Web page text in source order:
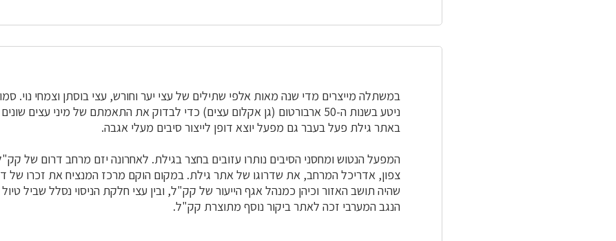
במשתלה מייצרים מדי שנה מאות אלפי שתילים של עצי יער וחורש, עצי בוסתן וצמחי נוי.
ניטע בשנות ה-50 ארבורטום (גן אקלום עצים) כדי לבדוק את התאמתם של מיני עצים שונים לתנאי הנגב.
באתר גילת פעל בעבר גם מפעל יוצא דופן לייצור סיבים מעלי אגבה.
המפעל הנטוש ומחסני הסיבים נותרו עזובים בחצר בגילת. לאחרונה יזם מרחב דרום של
צפון, אדריכל המרחב, את שדרוגו של אתר גילת. במקום הוקם מרכז המנציח את זכרו של
שהיה תושב האזור וכיהן כמנהל אגף הייעור של קק"ל, ובין עצי חלקת הניסוי נסלל שביל
הנגב המערבי זכה לאתר ביקור נוסף מתוצרת קק"ל.